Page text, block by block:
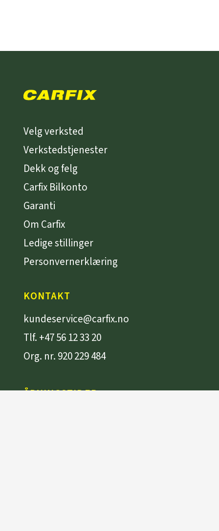
Velg verksted
Verkstedstjenester
Dekk og felg
Carfix Bilkonto
Garanti
Om Carfix
Ledige stillinger
Personvernerklæring
KONTAKT
kundeservice@carfix.no
Tlf. +47 56 12 33 20
Org. nr. 920 229 484
ÅPNINGSTIDER